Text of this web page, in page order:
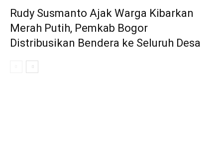
Rudy Susmanto Ajak Warga Kibarkan
Merah Putih, Pemkab Bogor
Distribusikan Bendera ke Seluruh Desa